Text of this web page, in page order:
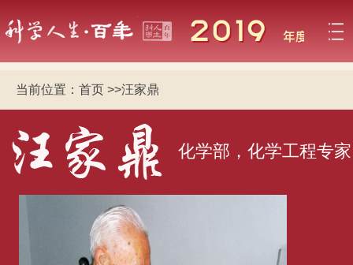
当前位置： 首页 >>汪家鼎
化学部，化学工程专家